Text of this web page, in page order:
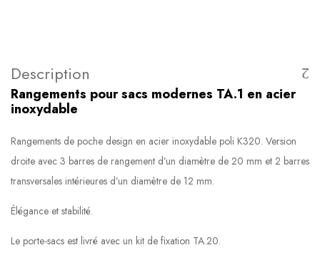
Description
Rangements pour sacs modernes TA.1 en acier
inoxydable
Rangements de poche design en acier inoxydable poli K320. Version
droite avec 3 barres de rangement d’un diamètre de 20 mm et 2 barres
transversales intérieures d’un diamètre de 12 mm.
Élégance et stabilité.
Le porte-sacs est livré avec un kit de fixation TA.20.